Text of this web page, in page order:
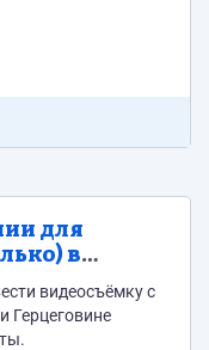
для
в
видеосъёмку с
Герцеговине